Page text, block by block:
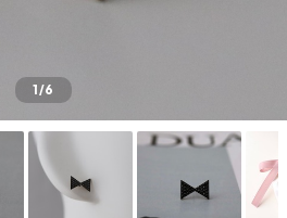
1/6